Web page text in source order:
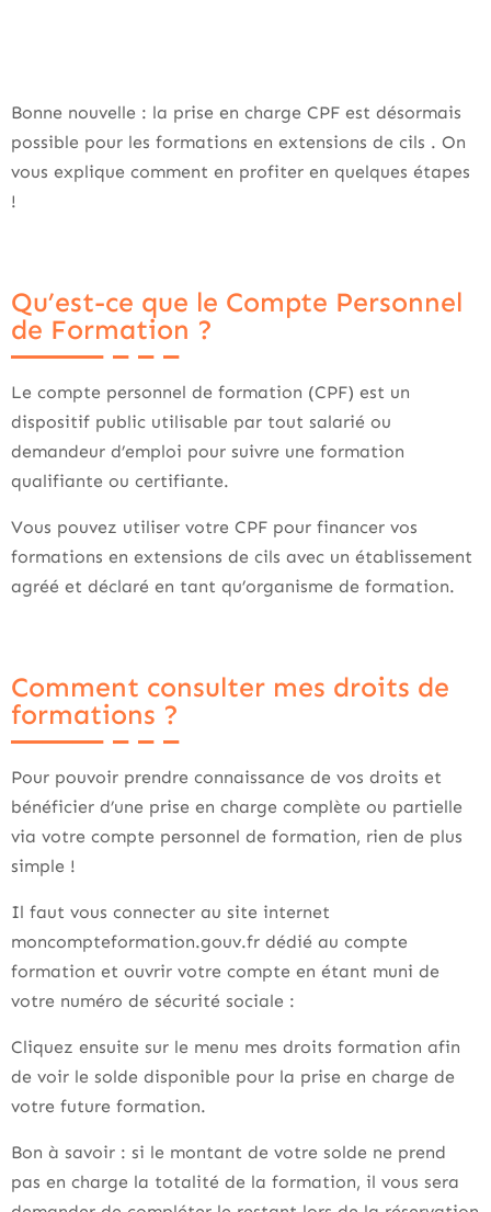
Bonne nouvelle : la prise en charge CPF est désormais
possible pour les formations en extensions de cils . On
vous explique comment en profiter en quelques étapes
!
Qu’est-ce que le Compte Personnel
de Formation ?
Le compte personnel de formation (CPF) est un
dispositif public utilisable par tout salarié ou
demandeur d’emploi pour suivre une formation
qualifiante ou certifiante.
Vous pouvez utiliser votre CPF pour financer vos
formations en extensions de cils avec un établissement
agréé et déclaré en tant qu’organisme de formation.
Comment consulter mes droits de
formations ?
Pour pouvoir prendre connaissance de vos droits et
bénéficier d’une prise en charge complète ou partielle
via votre compte personnel de formation, rien de plus
simple !
Il faut vous connecter au site internet
moncompteformation.gouv.fr dédié au compte
formation et ouvrir votre compte en étant muni de
votre numéro de sécurité sociale :
Cliquez ensuite sur le menu mes droits formation afin
de voir le solde disponible pour la prise en charge de
votre future formation.
Bon à savoir : si le montant de votre solde ne prend
pas en charge la totalité de la formation, il vous sera